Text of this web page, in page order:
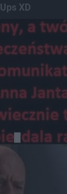
Ups XD